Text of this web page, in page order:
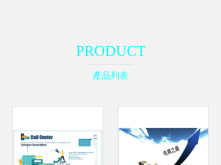
PRODUCT
產品列表